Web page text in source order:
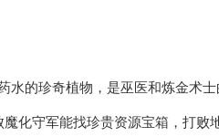
的珍奇植物，是巫医和炼金术士
化守军能找珍贵资源宝箱，打败